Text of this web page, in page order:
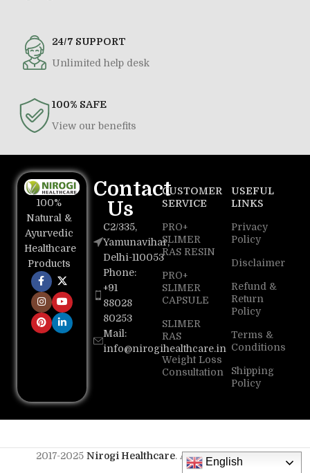
24/7 SUPPORT
Unlimited help desk
100% SAFE
View our benefits
100%
Natural &
Ayurvedic
Healthcare
Products
Contact
Us
C2/335,
Yamunavihar,
Delhi-110053
Phone:
+91
88028
80253
Mail:
info@nirogihealthcare.in
CUSTOMER
SERVICE
PRO+
SLIMER
RAS RESIN
PRO+
SLIMER
CAPSULE
SLIMER
RAS
Weight Loss
Consultation
USEFUL
LINKS
Privacy
Policy
Disclaimer
Refund &
Return
Policy
Terms &
Conditions
Shipping
Policy
English
2017-2025 Nirogi Healthcare. All Rights Reserved